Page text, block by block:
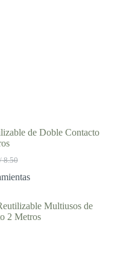
de Doble Contacto
8.50
8.50.
7.50.